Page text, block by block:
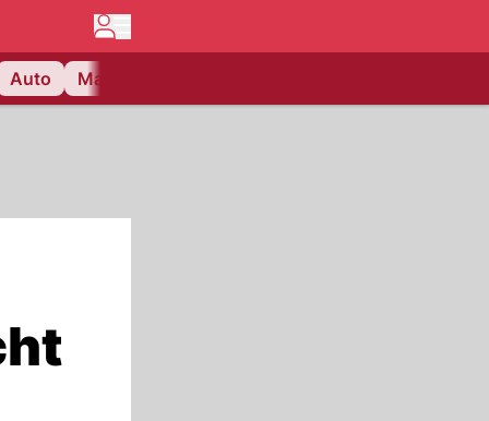
Auto Matchcenter